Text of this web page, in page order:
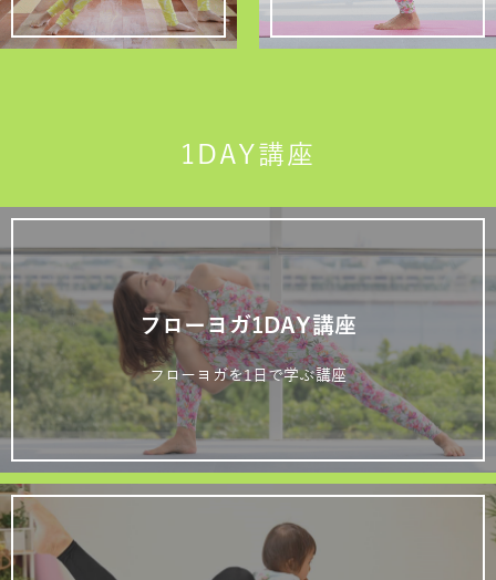
1DAY講座
フローヨガ1DAY講座
フローヨガを1日で学ぶ講座